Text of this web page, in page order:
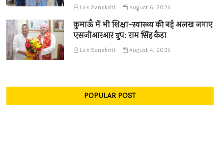
Lok Sanskriti August 6, 2026
कुमाऊँ में भी शिक्षा-स्वास्थ्य की नई अलख जगाए
एसजीआरआर ग्रुप: राम सिंह कैड़ा
Lok Sanskriti August 4, 2026
POPULAR POST